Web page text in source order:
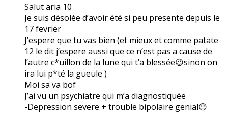
Salut aria 10
Je suis désolée d’avoir été si peu presente depuis le
17 fevrier
J’espere que tu vas bien (et mieux et comme patate
12 le dit j’espere aussi que ce n’est pas a cause de
l’autre c*uillon de la lune qui t’a blessée😉sinon on
ira lui p*té la gueule )
Moi sa va bof
J’ai vu un psychiatre qui m’a diagnostiquée
-Depression severe + trouble bipolaire genial😓